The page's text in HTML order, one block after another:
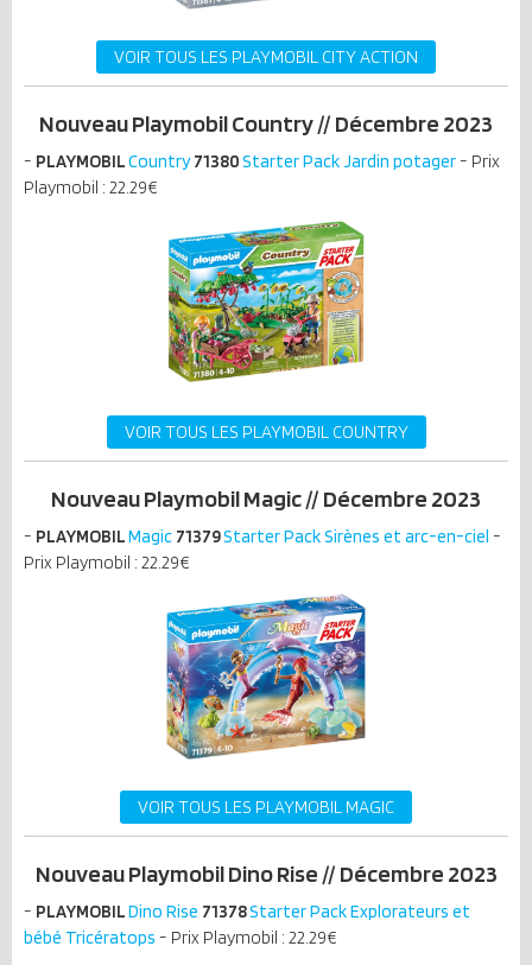
VOIR TOUS LES PLAYMOBIL CITY ACTION
Nouveau Playmobil Country // Décembre 2023
- PLAYMOBILCountry71380Starter Pack Jardin potager - Prix
Playmobil : 22.29€
VOIR TOUS LES PLAYMOBIL COUNTRY
Nouveau Playmobil Magic // Décembre 2023
- PLAYMOBILMagic 71379Starter Pack Sirènes et arc-en-ciel -
Prix Playmobil : 22.29€
VOIR TOUS LES PLAYMOBIL MAGIC
Nouveau Playmobil Dino Rise // Décembre 2023
- PLAYMOBILDino Rise 71378Starter Pack Explorateurs et
bébé Tricératops - Prix Playmobil : 22.29€